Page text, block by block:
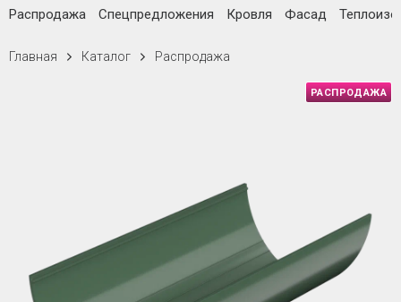
Распродажа Спецпредложения Кровля Фасад
Главная Каталог Распродажа
РАСПРОДАЖА